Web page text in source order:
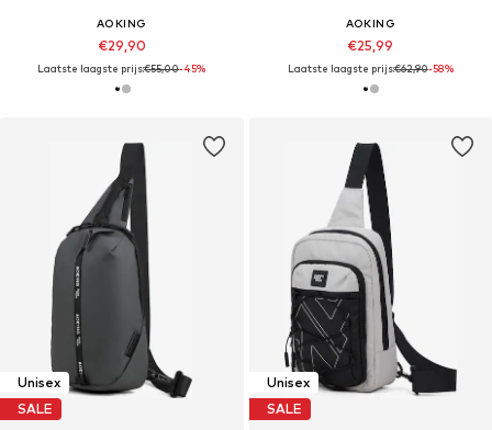
AOKING
€29,90
Laatste laagste prijs:€55,00-45%
AOKING
€25,99
Laatste laagste prijs:€62,90-58%
Unisex
SALE
Unisex
SALE